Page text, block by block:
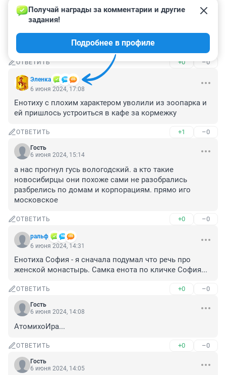
Гость
7 июня 2024, 23:01
Еноты непоседы, с ними непросто. Пусть у малышки
Софи всё сложится самым лучшим образом.
ОТВЕТИТЬ +0 –0
Эленка
Получай награды за комментарии и другие
задания!
Подробнее в профиле
6 июня 2024, 17:08
Енотиху с плохим характером уволили из зоопарка и
ей пришлось устроиться в кафе за кормежку
ОТВЕТИТЬ +1 –0
Гость
6 июня 2024, 15:14
а нас прогнул гусь вологодский. а кто такие
новосибирцы они похоже сами не разобрались
разбрелись по домам и корпорациям. прямо иго
московское
ОТВЕТИТЬ +0 –0
ральф
6 июня 2024, 14:31
Енотиха София - я сначала подумал что речь про
женской монастырь. Самка енота по кличке София...
ОТВЕТИТЬ +0 –0
Гость
6 июня 2024, 14:08
АтомихоИра...
ОТВЕТИТЬ +0 –0
Гость
6 июня 2024, 14:05